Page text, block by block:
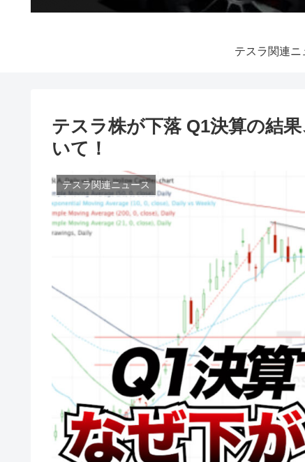
テスラ関連ニ
テスラ株が下落 Q1決算の結
いて！
テスラ関連ニュース